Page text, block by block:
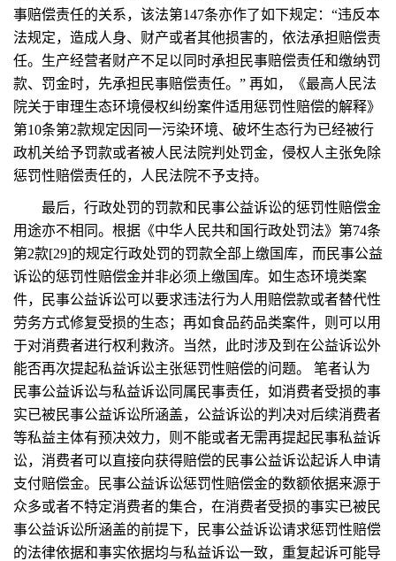
事赔偿责任的关系，该法第147条亦作了如下规定：“违反本
法规定，造成人身、财产或者其他损害的，依法承担赔偿责
任。生产经营者财产不足以同时承担民事赔偿责任和缴纳罚
款、罚金时，先承担民事赔偿责任。” 再如，《最高人民法
院关于审理生态环境侵权纠纷案件适用惩罚性赔偿的解释》
第10条第2款规定因同一污染环境、破坏生态行为已经被行
政机关给予罚款或者被人民法院判处罚金，侵权人主张免除
惩罚性赔偿责任的，人民法院不予支持。
最后，行政处罚的罚款和民事公益诉讼的惩罚性赔偿金
用途亦不相同。根据《中华人民共和国行政处罚法》第74条
第2款[29]的规定行政处罚的罚款全部上缴国库，而民事公益
诉讼的惩罚性赔偿金并非必须上缴国库。如生态环境类案
件，民事公益诉讼可以要求违法行为人用赔偿款或者替代性
劳务方式修复受损的生态；再如食品药品类案件，则可以用
于对消费者进行权利救济。当然，此时涉及到在公益诉讼外
能否再次提起私益诉讼主张惩罚性赔偿的问题。 笔者认为
民事公益诉讼与私益诉讼同属民事责任，如消费者受损的事
实已被民事公益诉讼所涵盖，公益诉讼的判决对后续消费者
等私益主体有预决效力，则不能或者无需再提起民事私益诉
讼，消费者可以直接向获得赔偿的民事公益诉讼起诉人申请
支付赔偿金。民事公益诉讼惩罚性赔偿金的数额依据来源于
众多或者不特定消费者的集合，在消费者受损的事实已被民
事公益诉讼所涵盖的前提下，民事公益诉讼请求惩罚性赔偿
的法律依据和事实依据均与私益诉讼一致，重复起诉可能导